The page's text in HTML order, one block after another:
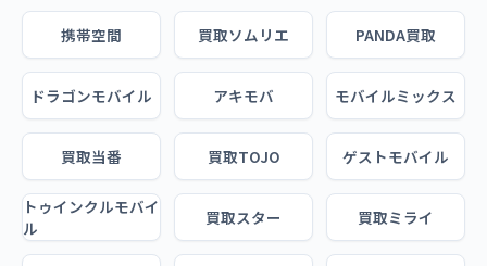
携帯空間 買取ソムリエ PANDA買取
ドラゴンモバイル アキモバ モバイルミックス
買取当番 買取TOJO ゲストモバイル
トゥインクルモバイ
ル
買取スター 買取ミライ